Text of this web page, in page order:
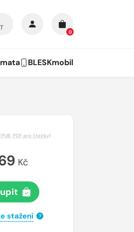
0
BLESKmobil
, PDF pro čtečky)
Kč
stažení ?